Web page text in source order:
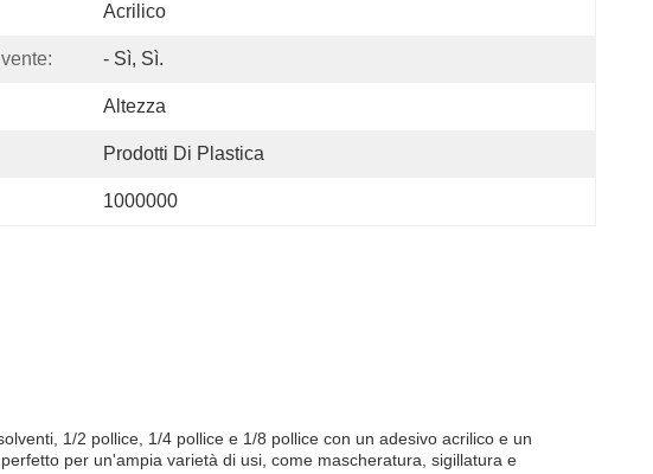
Acrilico
- Sì, Sì.
Altezza
Prodotti Di Plastica
1000000
1/2 pollice, 1/4 pollice e 1/8 pollice con un adesivo acrilico e un
per un'ampia varietà di usi, come mascheratura, sigillatura e